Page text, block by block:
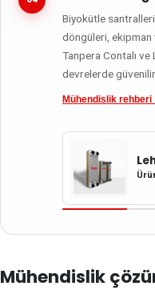
Biyokütle
döngüleri,
Tanpera Contalı ve
devrelerde güvenilir
Mühendislik rehberi
Mühendislik